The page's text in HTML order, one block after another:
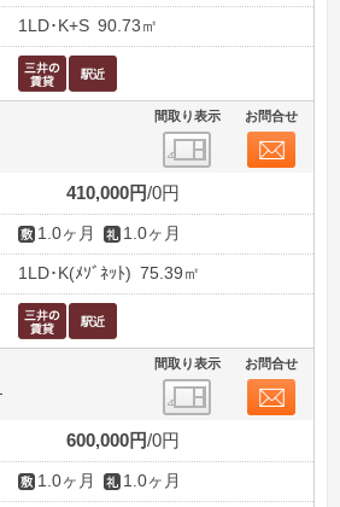
1LD･K+S 90.73㎡
間取り表示 お問合せ
410,000円 0円
1.0ヶ月 1.0ヶ月
1LD･K(ﾒｿﾞﾈｯﾄ) 75.39㎡
間取り表示 お問合せ
600,000円 0円
1.0ヶ月 1.0ヶ月